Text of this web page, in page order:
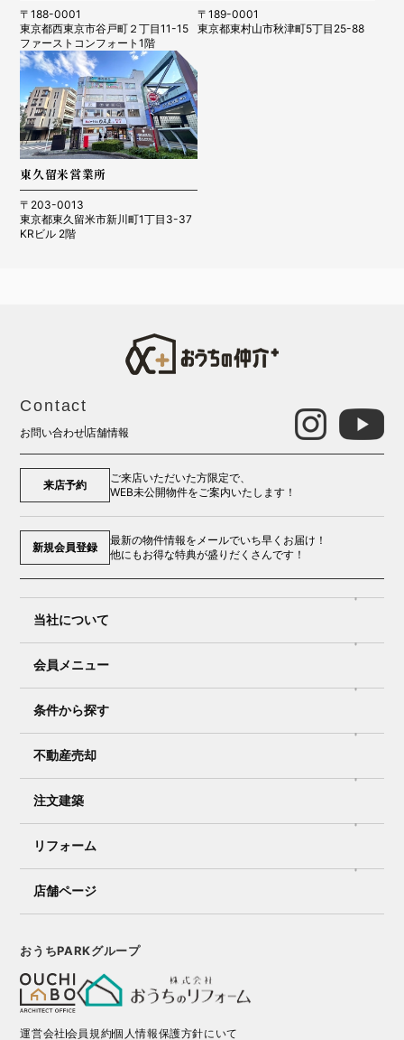
〒188-0001
東京都西東京市谷戸町２丁目11-15
ファーストコンフォート1階
〒189-0001
東京都東村山市秋津町5丁目25-88
東久留米営業所
〒203-0013
東京都東久留米市新川町1丁目3-37
KRビル 2階
Contact
お問い合わせ店舗情報
来店予約
ご来店いただいた方限定で、
WEB未公開物件をご案内いたします！
新規会員登録
最新の物件情報をメールでいち早くお届け！
他にもお得な特典が盛りだくさんです！
当社について
会員メニュー
条件から探す
不動産売却
注文建築
リフォーム
店舗ページ
おうちPARKグループ
運営会社会員規約個人情報保護方針にいて